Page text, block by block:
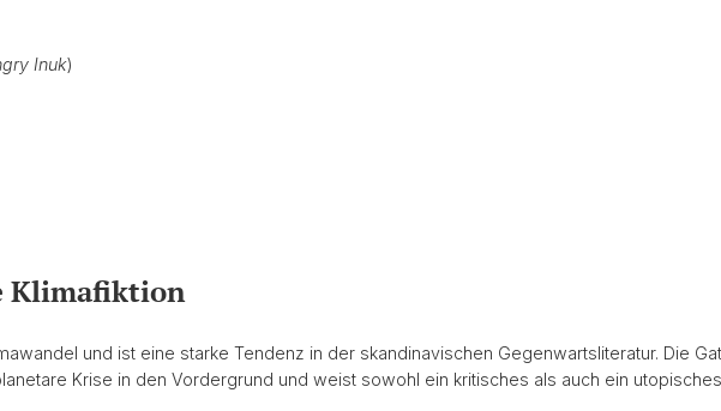
Inuk)
Klimafiktion
und ist eine starke Tendenz in der skandinavischen Gegenwartsliteratur. Die
Krise in den Vordergrund und weist sowohl ein kritisches als auch ein